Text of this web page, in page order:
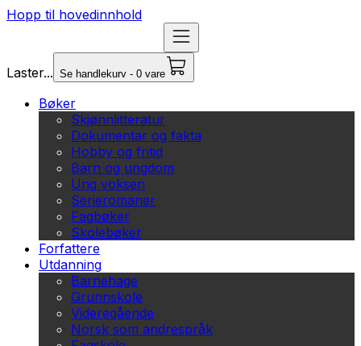
Hopp til hovedinnhold
Laster... Se handlekurv - 0 vare
Bøker
Skjønnlitteratur
Dokumentar og fakta
Hobby og fritid
Barn og ungdom
Ung voksen
Serieromaner
Fagbøker
Skolebøker
Forfattere
Utdanning
Barnehage
Grunnskole
Videregående
Norsk som andrespråk